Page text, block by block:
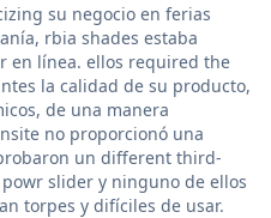
su negocio en ferias
rbia shades estaba
en línea. ellos required the
la calidad de su producto,
de una manera
no proporcionó una
un different third-
slider y ninguno de ellos
torpes y difíciles de usar.